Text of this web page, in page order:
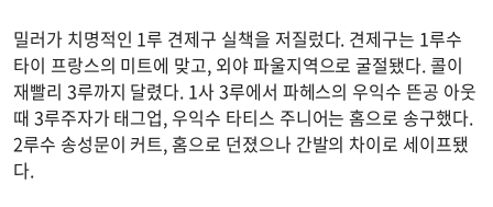
밀러가 치명적인 1루 견제구 실책을 저질렀다. 견제구는 1루수
타이 프랑스의 미트에 맞고, 외야 파울지역으로 굴절됐다. 콜이
재빨리 3루까지 달렸다. 1사 3루에서 파헤스의 우익수 뜬공 아웃
때 3루주자가 태그업, 우익수 타티스 주니어는 홈으로 송구했다.
2루수 송성문이 커트, 홈으로 던졌으나 간발의 차이로 세이프됐
다.